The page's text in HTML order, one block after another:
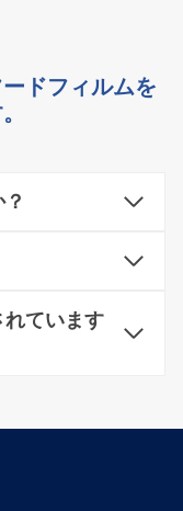
ドフィルムを
ています